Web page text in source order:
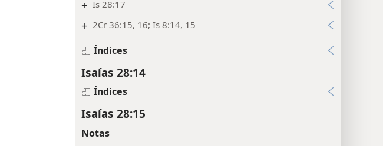
+ Is 28:17
+ 2Cr 36:15, 16; Is 8:14, 15
Índices
Isaías 28:14
Índices
Isaías 28:15
Notas